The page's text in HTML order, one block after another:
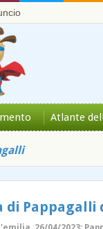
Atlante
di Pappagalli